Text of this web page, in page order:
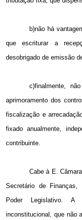
b)não há
que escriturar a
desobrigado de emissão
c)finalmente,
aprimoramento dos
fiscalização e
fixado anualmente,
contribuinte.
Cabe à E.
Secretário de
Poder Legislativo. A
inconstitucional, que não